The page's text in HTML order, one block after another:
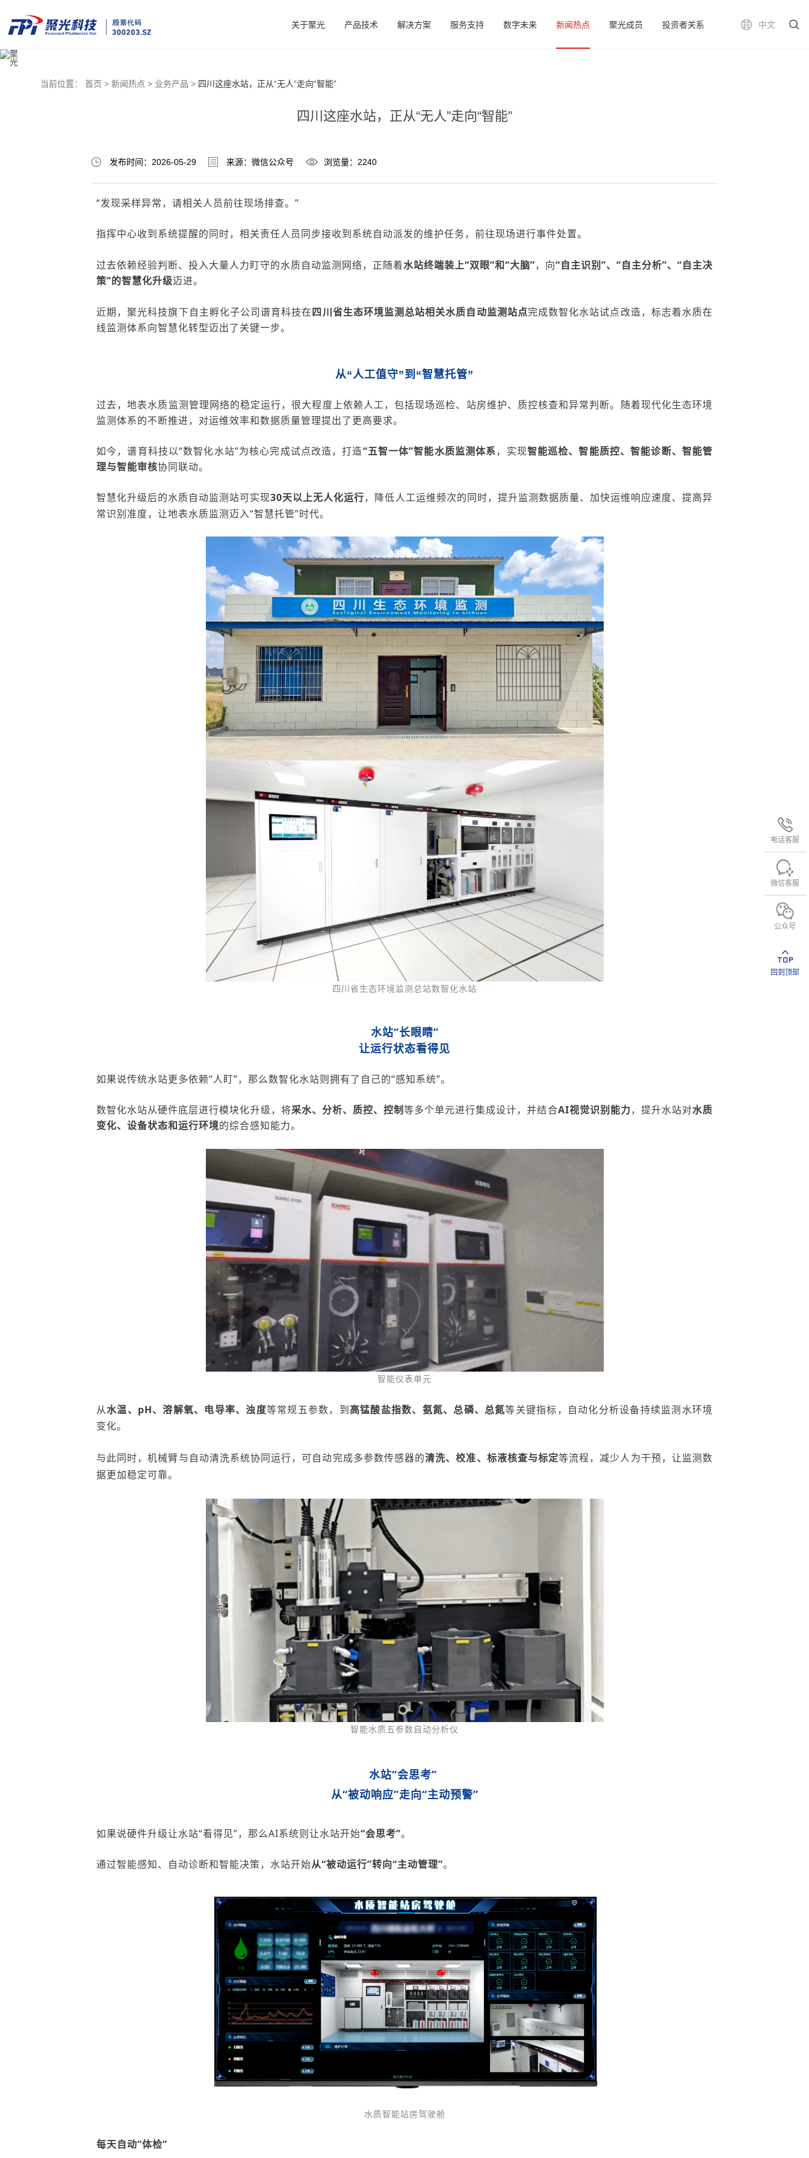
中文
关于聚光 产品技术 解决方案 服务支持 数字未来 新闻热点 聚光成员 投资者关系
电话客服
微信客服
公众号
回到顶部
当前位置： 首页 > 新闻热点 > 业务产品 > 四川这座水站，正从“无人”走向“智能”
四川这座水站，正从“无人”走向“智能”
发布时间：2026-05-29 来源：微信公众号 浏览量：2240
“发现采样异常，请相关人员前往现场排查。”
指挥中心收到系统提醒的同时，相关责任人员同步接收到系统自动派发的维护任务，前往现场进行事件处置。
过去依赖经验判断、投入大量人力盯守的水质自动监测网络，正随着水站终端装上“双眼”和“大脑”，向“自主识别”、“自主分析”、“自主决
策”的智慧化升级迈进。
近期，聚光科技旗下自主孵化子公司谱育科技在四川省生态环境监测总站相关水质自动监测站点完成数智化水站试点改造，标志着水质在
线监测体系向智慧化转型迈出了关键一步。
从“人工值守”到“智慧托管”
过去，地表水质监测管理网络的稳定运行，很大程度上依赖人工，包括现场巡检、 站房维护、质控核查和异常判断。 随着现代化生态环境
监测体系的不断推进， 对运维效率和数据质量管理提出了更高要求。
如今，谱育科技以“数智化水站”为核心完成试点改造，打造“五智一体”智能水质监测体系，实现智能巡检、智能质控、智能诊断、智能管
理与智能审核协同联动。
智慧化升级后的水质自动监测站可实现30天以上无人化运行，降低人工运维频次的同时，提升监测数据质量、加快运维响应速度、提高异
常识别准度，让地表水质监测迈入“智慧托管”时代。
四川省生态环境监测总站数智化水站
水站“长眼睛”
让运行状态看得见
如果说传统水站更多依赖“人盯”，那么数智化水站则拥有了自己的“感知系统”。
数智化水站从硬件底层进行模块化升级，将采水、分析、质控、控制等多个单元进行集成设计，并结合AI视觉识别能力，提升水站对水质
变化、设备状态和运行环境的综合感知能力。
智能仪表单元
从水温、 pH、溶解氧、电导率、浊度等常规五参数， 到高锰酸盐指数、 氨氮、总磷、总氮等关键指标，自动化分析设备持续监测水环境
变化。
与此同时，机械臂与自动清洗系统协同运行， 可自动完成多参数传感器的清洗、校准、标液核查与标定等流程，减少人为干预，让监测数
据更加稳定可靠。
智能水质五参数自动分析仪
水站“会思考”
从“被动响应”走向“主动预警”
如果说硬件升级让水站“看得见”， 那么AI系统则让水站开始“会思考”。
通过智能感知、自动诊断和智能决策，水站开始从“被动运行”转向“主动管理”。
水质智能站房驾驶舱
每天自动“体检”